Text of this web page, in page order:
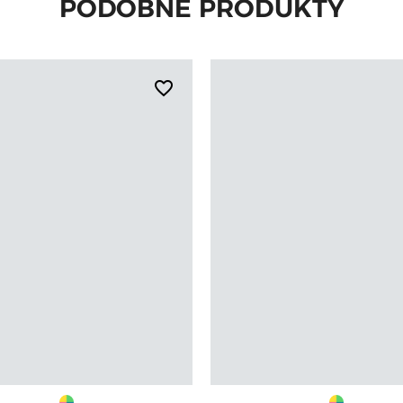
PODOBNE PRODUKTY
favorite_border